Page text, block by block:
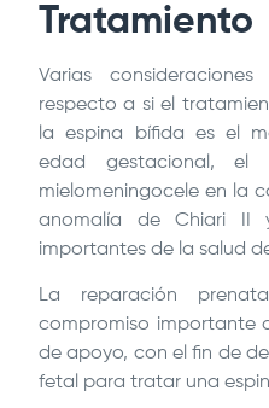
Tratamiento
Varias
respecto a si el
la espina bífida es el
edad gestacional,
mielomeningocele en la
anomalía de Chiari II
importantes de la salud
La reparación
compromiso importante
de apoyo, con el fin de
fetal para tratar una